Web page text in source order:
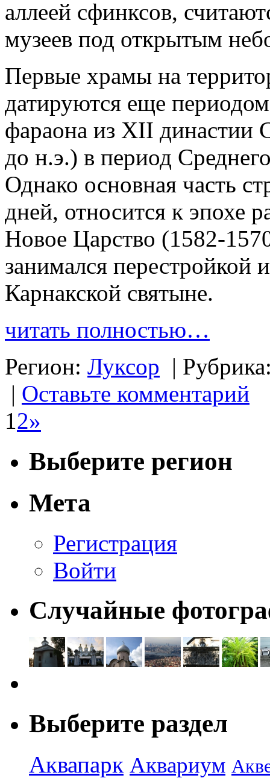
аллеей сфинксов,
музеев под открытым
Первые храмы на
датируются еще
фараона из XII династии
до н.э.) в период
Однако основная часть
дней, относится к эпохе
Новое Царство (1582-
занимался перестройкой
Карнакской святыне.
читать полностью…
Регион: Луксор |
| Оставьте комментарий
12»
Выберите регион
Мета
Регистрация
Войти
Случайные
Выберите раздел
Аквапарк Аквариум